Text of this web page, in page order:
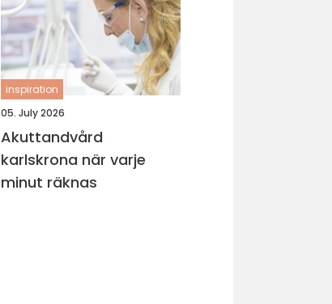
inspiration
05. July 2026
Akuttandvård
karlskrona när varje
minut räknas